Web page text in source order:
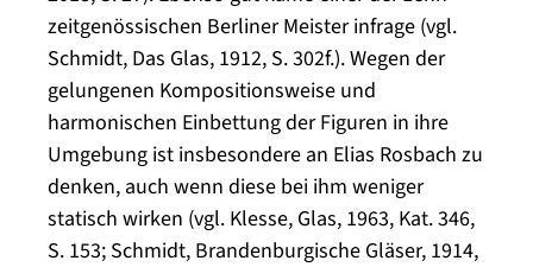
zeitgenössischen Berliner Meister infrage (vgl.
Schmidt, Das Glas, 1912, S. 302f.). Wegen der
gelungenen Kompositionsweise und
harmonischen Einbettung der Figuren in ihre
Umgebung ist insbesondere an Elias Rosbach zu
denken, auch wenn diese bei ihm weniger
statisch wirken (vgl. Klesse, Glas, 1963, Kat. 346,
S. 153; Schmidt, Brandenburgische Gläser, 1914,